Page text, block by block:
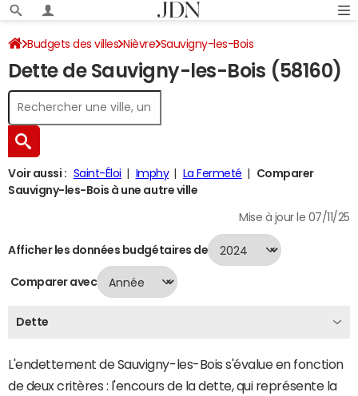
Budgets des villes Nièvre Sauvigny-les-Bois
Dette au 31/12/2024
Dette de Sauvigny-les-Bois (58160)
Voir aussi : Saint-Éloi Imphy La Fermeté
Comparer
Sauvigny-les-Bois à une autre ville
Mise à jour le 07/11/25
Afficher les données budgétaires de
Comparer avec
Dette
L'endettement de Sauvigny-les-Bois s'évalue en fonction
de deux critères : l'encours de la dette, qui représente la